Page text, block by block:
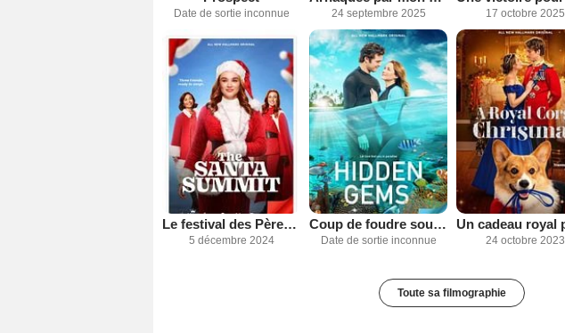
Date de sortie inconnue 24 septembre 2025 17 octobre 2025
Le festival des Pères Noël
5 décembre 2024
Coup de foudre sous l'océan
Date de sortie inconnue 24 octobre 2023
Toute sa filmographie